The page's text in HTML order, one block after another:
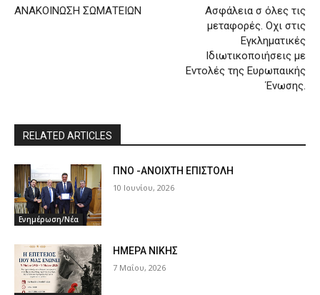
ΑΝΑΚΟΙΝΩΣΗ ΣΩΜΑΤΕΙΩΝ
Ασφάλεια σ όλες τις
μεταφορές. Οχι στις
Εγκληματικές
Ιδιωτικοποιήσεις με
Εντολές της Ευρωπαικής
Ένωσης.
RELATED ARTICLES
Ενημέρωση/Νέα
ΠΝΟ -ΑΝΟΙΧΤΗ ΕΠΙΣΤΟΛΗ
10 Ιουνίου, 2026
ΗΜΕΡΑ ΝΙΚΗΣ
7 Μαΐου, 2026